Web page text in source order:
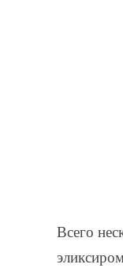
Всего